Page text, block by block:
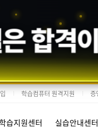
은 합격
학습컴퓨터 원격지원 증
습지원센터 실습안내센터